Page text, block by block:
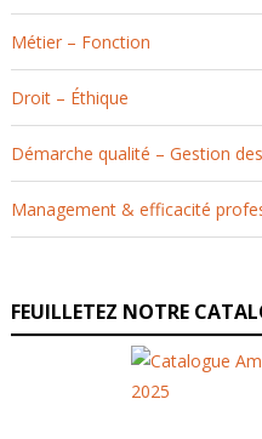
Métier – Fonction
Droit – Éthique
Démarche qualité – Gestion
Management & efficacité
FEUILLETEZ NOTRE